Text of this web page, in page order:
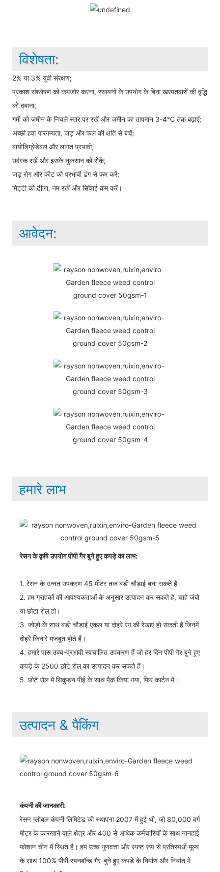
विशेषता:
2% या 3% यूवी संरक्षण;
प्रकाश संश्लेषण को कमजोर करना, रसायनों के उपयोग के बिना खरपतवारों की वृद्धि
को दबाना;
गर्मी को ज़मीन के निचले स्तर पर रखें और ज़मीन का तापमान 3-4℃ तक बढ़ाएँ;
अच्छी हवा पारगम्यता, जड़ और फल की क्षति से बचें;
बायोडिग्रेडेबल और लागत प्रभावी;
उर्वरक रखें और इसके नुकसान को रोकें;
जड़ रोग और कीट को प्रभावी ढंग से कम करें;
मिट्टी को ढीला, नम रखें और सिंचाई कम करें।
आवेदन:
हमारे लाभ
रेसन के कृषि उपयोग पीपी गैर बुने हुए कपड़े का लाभ:
1. रेसन के उन्नत उपकरण 45 मीटर तक बड़ी चौड़ाई बना सकते हैं।
2. हम ग्राहकों की आवश्यकताओं के अनुसार उत्पादन कर सकते हैं, चाहे जंबो
या छोटा रोल हो।
3. जोड़ों के साथ बड़ी चौड़ाई एकल या दोहरे रंग की रेखाएं हो सकती हैं जिनमें
दोहरे किनारे मजबूत होते हैं।
4. हमारे पास उच्च-प्रभावी स्वचालित उपकरण हैं जो हर दिन पीपी गैर बुने हुए
कपड़े के 2500 छोटे रोल का उत्पादन कर सकते हैं।
5. छोटे रोल में सिकुड़न पीई के साथ पैक किया गया, फिर कार्टन में।
उत्पादन & पैकिंग
कंपनी की जानकारी:
रेसन ग्लोबल कंपनी लिमिटेड की स्थापना 2007 में हुई थी, जो 80,000 वर्ग
मीटर के कारखाने वाले क्षेत्र और 400 से अधिक कर्मचारियों के साथ नानहाई
फोशान चीन में स्थित है। हम उच्च गुणवत्ता और स्पष्ट रूप से प्रतिस्पर्धी मूल्य
के साथ 100% पीपी स्पनबॉन्ड गैर-बुने हुए कपड़े के निर्माण और निर्यात में